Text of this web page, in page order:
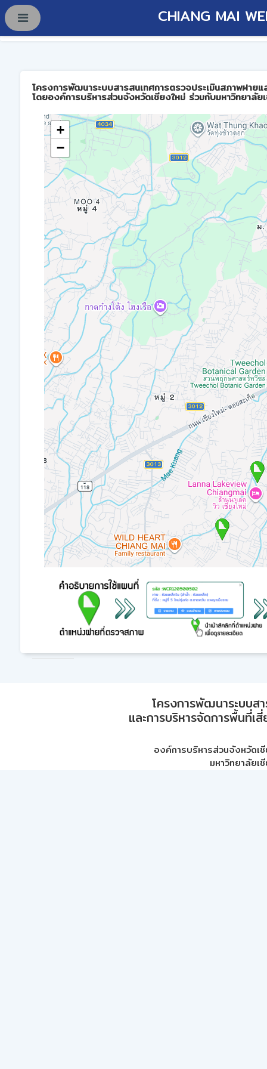
CHIANG MAI
โครงการพัฒนาระบบสารสนเทศการตรวจประเมินสภาพฝาย
โดยองค์การบริหารส่วนจังหวัดเชียงใหม่ ร่วมกับมหาวิทยาลัย
+
−
โครงการพัฒนาระบบส
และการบริหารจัดการพื้นที่เ
องค์การบริหารส่วนจังหวัดเ
มหาวิทยาลัยเ